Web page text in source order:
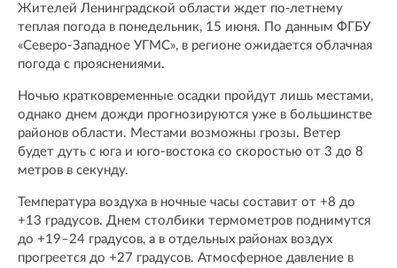
Жителей Ленинградской области ждет по-летнему
теплая погода в понедельник, 15 июня. По данным ФГБУ
«Северо-Западное УГМС», в регионе ожидается облачная
погода с прояснениями.
Ночью кратковременные осадки пройдут лишь местами,
однако днем дожди прогнозируются уже в большинстве
районов области. Местами возможны грозы. Ветер
будет дуть с юга и юго-востока со скоростью от 3 до 8
метров в секунду.
Температура воздуха в ночные часы составит от +8 до
+13 градусов. Днем столбики термометров поднимутся
до +19–24 градусов, а в отдельных районах воздух
прогреется до +27 градусов. Атмосферное давление в